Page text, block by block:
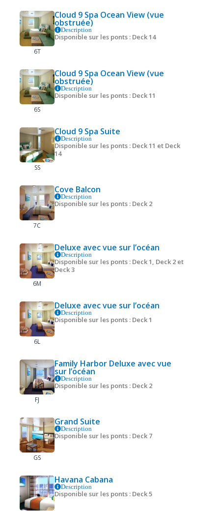
6T
Cloud 9 Spa Ocean View (vue
obstruée)
Description
Disponible sur les ponts : Deck 14
6S
Cloud 9 Spa Ocean View (vue
obstruée)
Description
Disponible sur les ponts : Deck 11
SS
Cloud 9 Spa Suite
Description
Disponible sur les ponts : Deck 11 et Deck
14
7C
Cove Balcon
Description
Disponible sur les ponts : Deck 2
6M
Deluxe avec vue sur l’océan
Description
Disponible sur les ponts : Deck 1, Deck 2 et
Deck 3
6L
Deluxe avec vue sur l’océan
Description
Disponible sur les ponts : Deck 1
FJ
Family Harbor Deluxe avec vue
sur l’océan
Description
Disponible sur les ponts : Deck 2
GS
Grand Suite
Description
Disponible sur les ponts : Deck 7
Havana Cabana
Description
Disponible sur les ponts : Deck 5